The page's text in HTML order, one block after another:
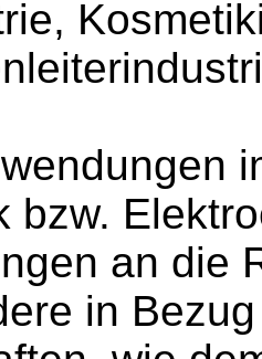
bzw.
an die
in